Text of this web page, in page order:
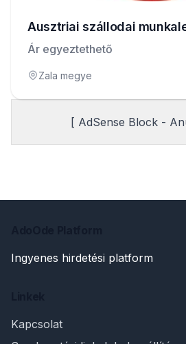
Ausztriai szállodai
Ár egyeztethető
Zala megye
[ AdSense Block -
Ingyenes hirdetési platform
Kapcsolat